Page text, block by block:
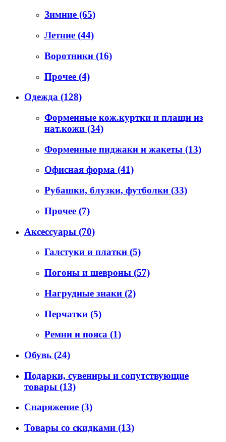
Зимние (65)
Летние (44)
Воротники (16)
Прочее (4)
Одежда (128)
Форменные кож.куртки и плащи из
нат.кожи (34)
Форменные пиджаки и жакеты (13)
Офисная форма (41)
Рубашки, блузки, футболки (33)
Прочее (7)
Аксессуары (70)
Галстуки и платки (5)
Погоны и шевроны (57)
Нагрудные знаки (2)
Перчатки (5)
Ремни и пояса (1)
Обувь (24)
Подарки, сувениры и сопутствующие
товары (13)
Снаряжение (3)
Товары со скидками (13)